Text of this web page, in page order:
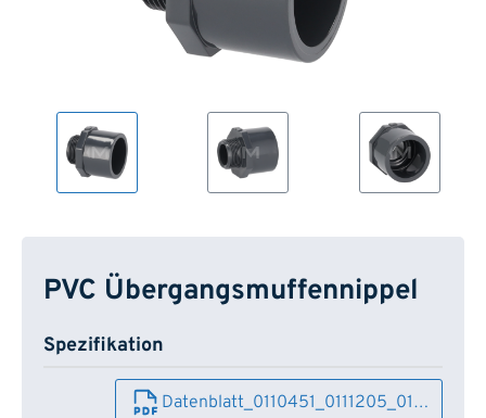
PVC Übergangsmuffennippel
Spezifikation
Datenblatt_0110451_0111205_01…